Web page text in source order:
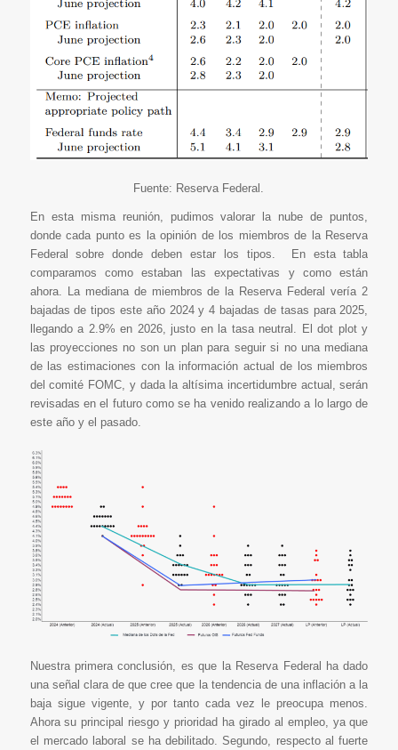
Fuente: Reserva Federal.
En esta misma reunión, pudimos valorar la nube de puntos,
donde cada punto es la opinión de los miembros de la Reserva
Federal sobre donde deben estar los tipos. En esta tabla
comparamos como estaban las expectativas y como están
ahora. La mediana de miembros de la Reserva Federal vería 2
bajadas de tipos este año 2024 y 4 bajadas de tasas para 2025,
llegando a 2.9% en 2026, justo en la tasa neutral. El dot plot y
las proyecciones no son un plan para seguir si no una mediana
de las estimaciones con la información actual de los miembros
del comité FOMC, y dada la altísima incertidumbre actual, serán
revisadas en el futuro como se ha venido realizando a lo largo de
este año y el pasado.
Nuestra primera conclusión, es que la Reserva Federal ha dado
una señal clara de que cree que la tendencia de una inflación a la
baja sigue vigente, y por tanto cada vez le preocupa menos.
Ahora su principal riesgo y prioridad ha girado al empleo, ya que
el mercado laboral se ha debilitado. Segundo, respecto al fuerte